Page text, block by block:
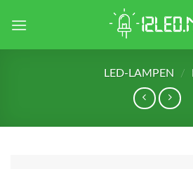
LED-LAMPEN /